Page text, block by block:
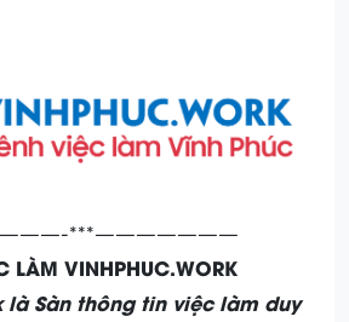
***———————
LÀM VINHPHUC.WORK
là Sàn thông tin việc làm duy